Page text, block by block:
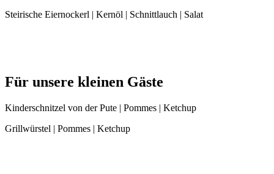
Steirische Eiernockerl | Kernöl | Schnittlauch | Salat
Für unsere kleinen Gäste
Kinderschnitzel von der Pute | Pommes | Ketchup
Grillwürstel | Pommes | Ketchup